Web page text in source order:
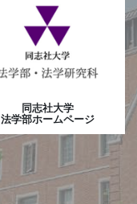
同志社大学
法学部ホームページ